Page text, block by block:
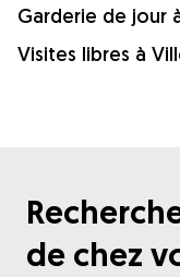
Garderie de jour
Visites libres à
de chez